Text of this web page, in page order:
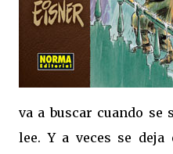
va a buscar cuando se
lee. Y a veces se